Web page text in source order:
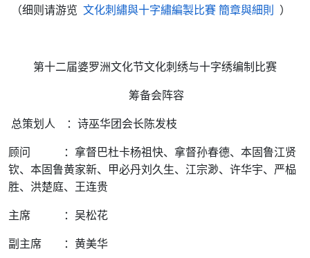
（细则请游览 文化刺繡與十字繡編製比賽 簡章與細則 ）
第十二届婆罗洲文化节文化刺绣与十字绣编制比赛
筹备会阵容
总策划人 ：诗巫华团会长陈发枝
顾问 ：拿督巴杜卡杨祖快、拿督孙春德、本固鲁江贤
钦、本固鲁黄家新、甲必丹刘久生、江宗渺、许华宇、严榀
胜、洪楚庭、王连贵
主席 ：吴松花
副主席 ：黄美华